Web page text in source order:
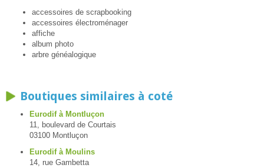
accessoires de scrapbooking
accessoires électroménager
affiche
album photo
arbre généalogique
Boutiques similaires à coté
Eurodif à Montluçon
11, boulevard de Courtais
03100 Montluçon
Eurodif à Moulins
14, rue Gambetta